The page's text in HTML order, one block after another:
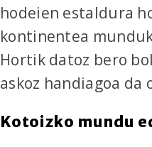
hodeien estaldura
kontinentea
Hortik datoz bero
askoz handiagoa da
Kotoizko mundu